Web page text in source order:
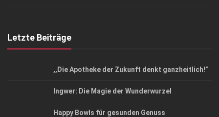
Letzte Beiträge
,,Die Apotheke der Zukunft denkt ganzheitlich!”
Ingwer: Die Magie der Wunderwurzel
Happy Bowls für gesunden Genuss